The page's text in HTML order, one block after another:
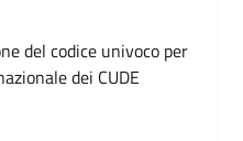
del codice univoco per
dei CUDE